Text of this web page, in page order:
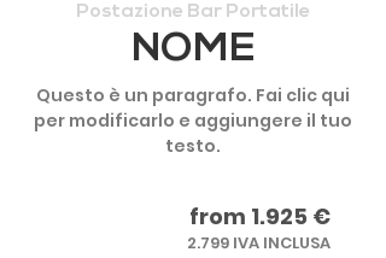
Postazione Bar Portatile
NOME
Questo è un paragrafo. Fai clic qui
per modificarlo e aggiungere il tuo
testo.
from 1.925 €
2.799 IVA INCLUSA